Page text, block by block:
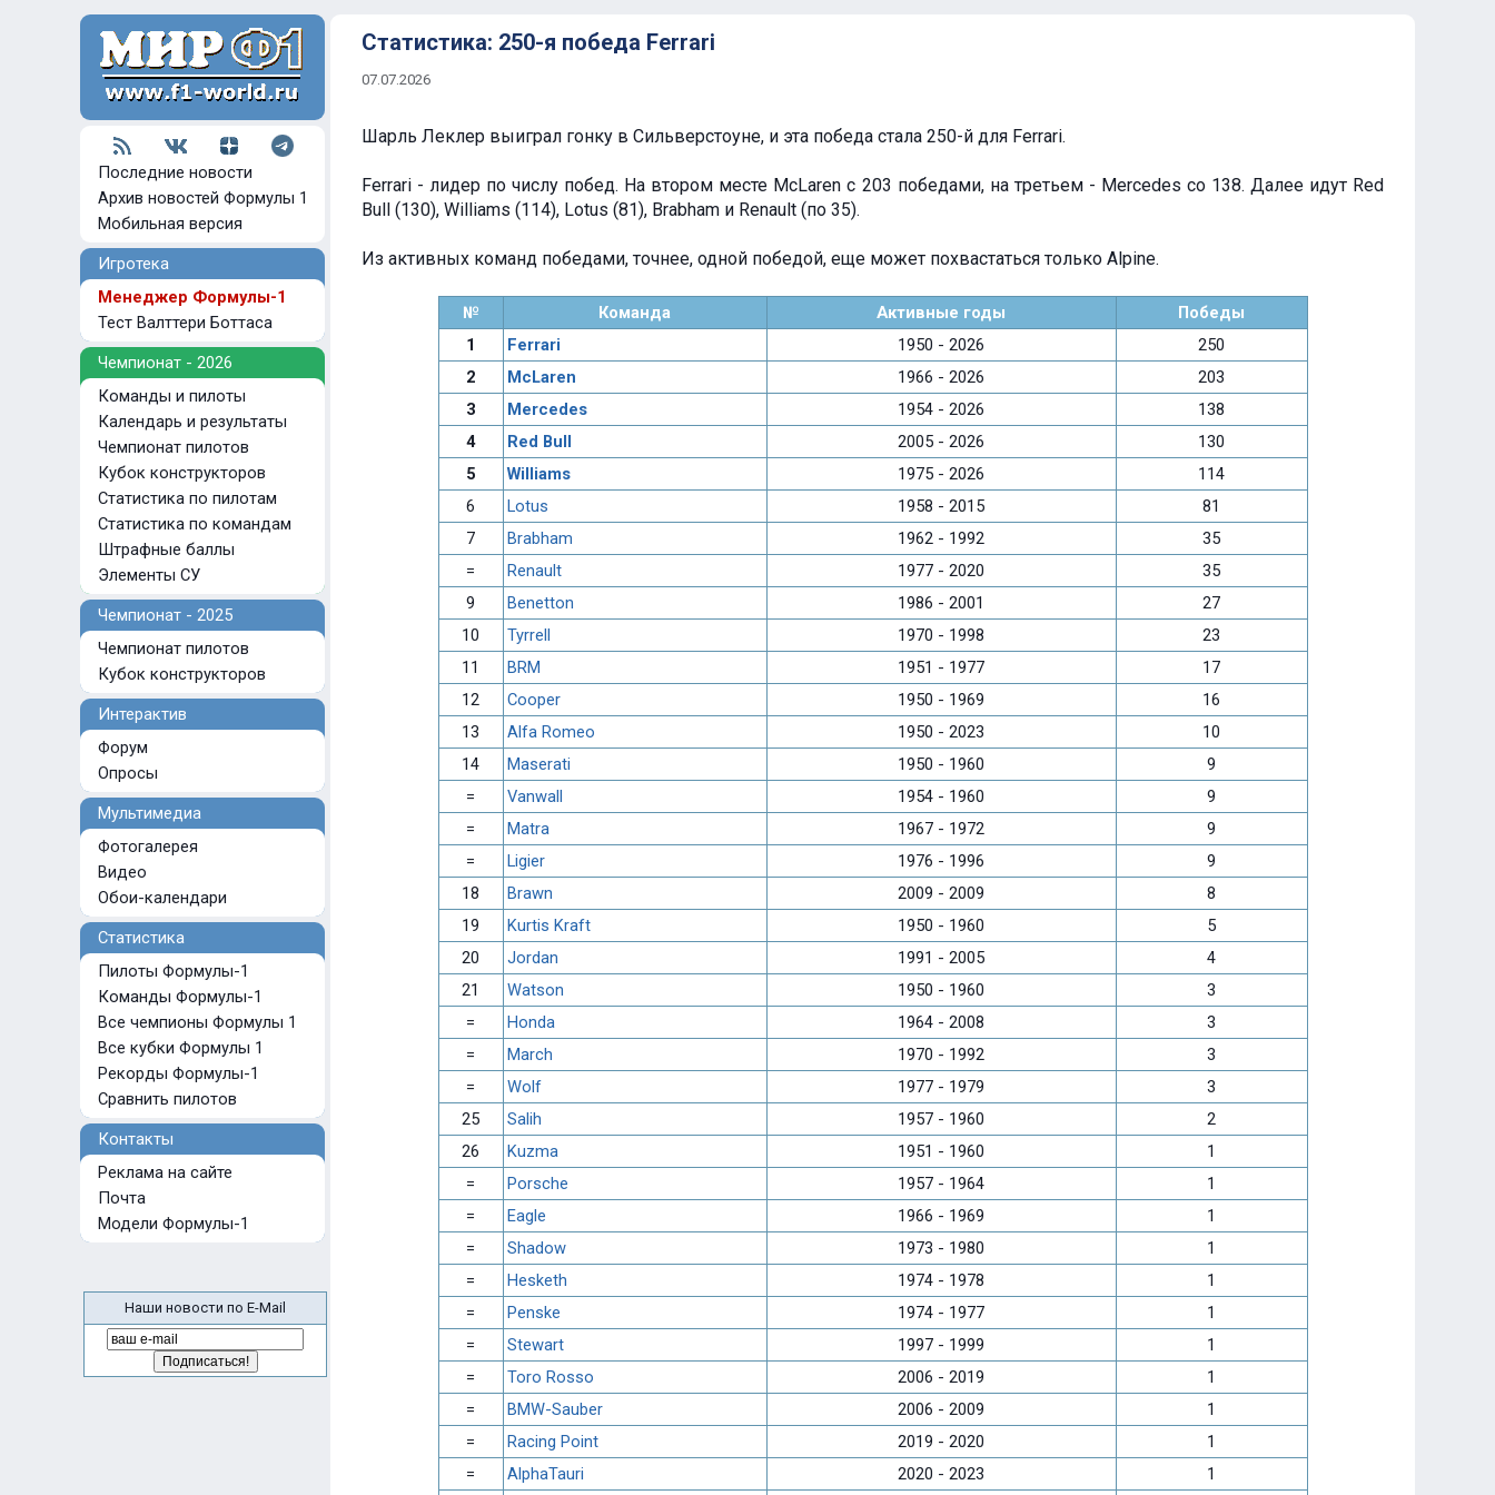
Последние новости
Архив новостей Формулы 1
Мобильная версия
Игротека
Менеджер Формулы-1
Тест Валттери Боттаса
Чемпионат - 2026
Команды и пилоты
Календарь и результаты
Чемпионат пилотов
Кубок конструкторов
Статистика по пилотам
Статистика по командам
Штрафные баллы
Элементы СУ
Чемпионат - 2025
Чемпионат пилотов
Кубок конструкторов
Интерактив
Форум
Опросы
Мультимедиа
Фотогалерея
Видео
Обои-календари
Статистика
Пилоты Формулы-1
Команды Формулы-1
Все чемпионы Формулы 1
Все кубки Формулы 1
Рекорды Формулы-1
Сравнить пилотов
Контакты
Реклама на сайте
Почта
Модели Формулы-1
Наши новости по E-Mail
Статистика: 250-я победа Ferrari
07.07.2026
Шарль Леклер выиграл гонку в Сильверстоуне, и эта победа стала 250-й для Ferrari.
Ferrari - лидер по числу побед. На втором месте McLaren с 203 победами, на третьем - Mercedes со 138. Далее идут Red
Bull (130), Williams (114), Lotus (81), Brabham и Renault (по 35).
Из активных команд победами, точнее, одной победой, еще может похвастаться только Alpine.
№ Команда Активные годы
Победы
1
Ferrari 1950 - 2026
250
2
McLaren 1966 - 2026
203
3
Mercedes 1954 - 2026
138
4
Red Bull 2005 - 2026
130
5
Williams 1975 - 2026
114
6
Lotus 1958 - 2015
81
7
Brabham 1962 - 1992
35
=
Renault 1977 - 2020
35
9
Benetton 1986 - 2001
27
10
Tyrrell 1970 - 1998
23
11
BRM 1951 - 1977
17
12
Cooper 1950 - 1969
16
13
Alfa Romeo 1950 - 2023
10
14
Maserati 1950 - 1960
9
=
Vanwall 1954 - 1960
9
=
Matra 1967 - 1972
9
=
Ligier 1976 - 1996
9
18
Brawn 2009 - 2009
8
19
Kurtis Kraft 1950 - 1960
5
20
Jordan 1991 - 2005
4
21
Watson 1950 - 1960
3
=
Honda 1964 - 2008
3
=
March 1970 - 1992
3
=
Wolf 1977 - 1979
3
25
Salih 1957 - 1960
2
26
Kuzma 1951 - 1960
1
=
Porsche 1957 - 1964
1
=
Eagle 1966 - 1969
1
=
Shadow 1973 - 1980
1
=
Hesketh 1974 - 1978
1
=
Penske 1974 - 1977
1
=
Stewart 1997 - 1999
1
=
Toro Rosso 2006 - 2019
1
=
BMW-Sauber 2006 - 2009
1
=
Racing Point 2019 - 2020
1
=
AlphaTauri 2020 - 2023 1